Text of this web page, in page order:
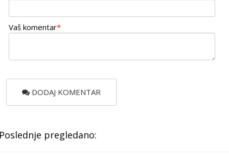
Vaš komentar*
DODAJ KOMENTAR
pregledano: